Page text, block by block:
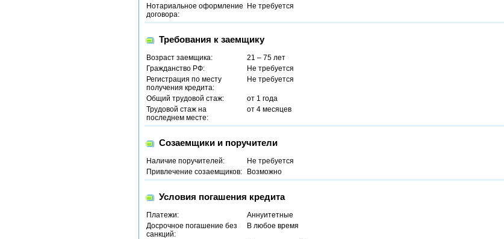
Нотариальное оформление
договора:
Не требуется
Требования к заемщику
Возраст заемщика:
21 – 75 лет
Гражданство РФ:
Не требуется
Регистрация по месту
получения кредита:
Не требуется
Общий трудовой стаж:
от 1 года
Трудовой стаж на
последнем месте:
от 4 месяцев
Созаемщики и поручители
Наличие поручителей:
Не требуется
Привлечение созаемщиков:
Возможно
Условия погашения кредита
Платежи:
Аннуитетные
Досрочное погашение без
санкций:
В любое время